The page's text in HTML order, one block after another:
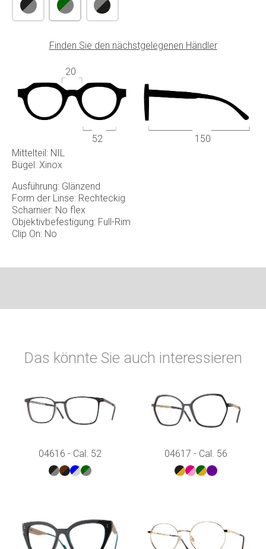
Mittelteil: NIL
Bügel: Xinox
Ausführung: Glänzend
Form der Linse: Rechteckig
Scharnier: No flex
Objektivbefestigung: Full-Rim
Clip On: No
Finden Sie den nächstgelegenen Händler
52
20
150
Das könnte Sie auch interessieren
04616 - Cal. 52 04617 - Cal. 56